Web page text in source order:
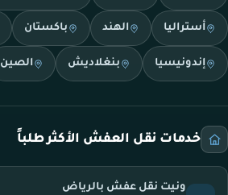
أستراليا الهند باكستان
إندونيسيا بنغلاديش الصين
خدمات نقل العفش الأكثر طلباً
ونيت نقل عفش بالرياض